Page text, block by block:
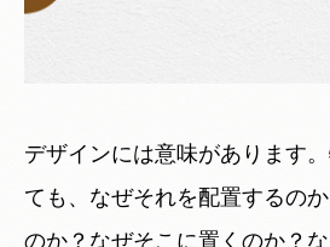
デザインには意味があります
ても、なぜそれを配置するの
のか？なぜそこに置くのか？